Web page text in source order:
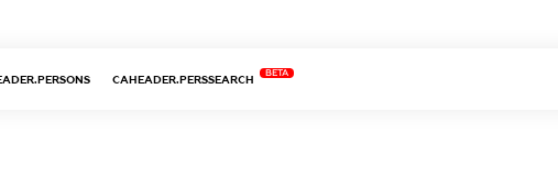
CAHEADER.PERSSEARCH
BETA